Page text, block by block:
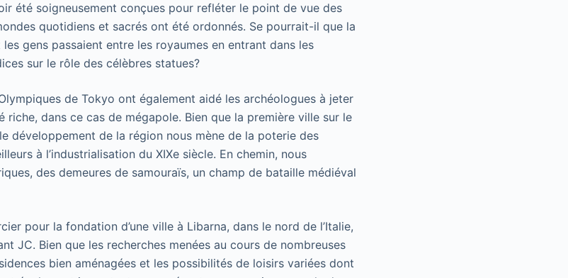
été soigneusement conçues pour refléter le point de vue des
quotidiens et sacrés ont été ordonnés. Se pourrait-il que la
gens passaient entre les royaumes en entrant dans les
sur le rôle des célèbres statues?
de Tokyo ont également aidé les archéologues à jeter
riche, dans ce cas de mégapole. Bien que la première ville sur le
le développement de la région nous mène de la poterie des
à l’industrialisation du XIXe siècle. En chemin, nous
des demeures de samouraïs, un champ de bataille médiéval
pour la fondation d’une ville à Libarna, dans le nord de l’Italie,
JC. Bien que les recherches menées au cours de nombreuses
bien aménagées et les possibilités de loisirs variées dont